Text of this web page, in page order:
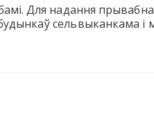
Для надання
сельвыканкама